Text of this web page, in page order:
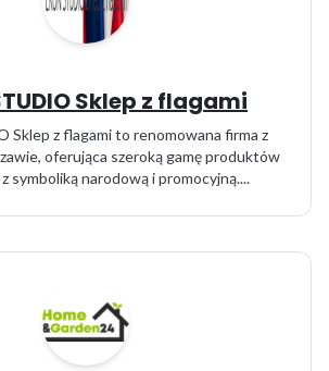
Sklep z flagami
Sklep z flagami to renomowana firma z
oferująca szeroką gamę produktów
symboliką narodową i promocyjną....